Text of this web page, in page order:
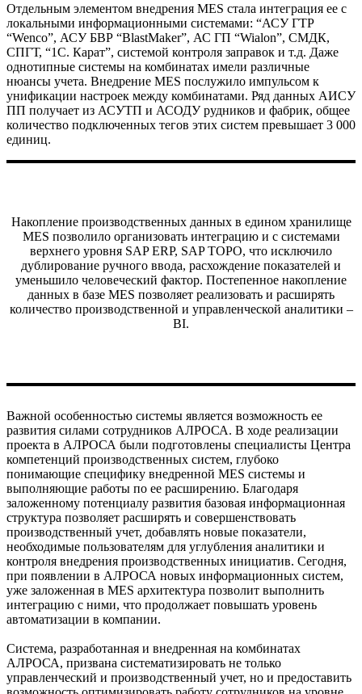
Отдельным элементом внедрения MES стала интеграция ее с
локальными информационными системами: “АСУ ГТР
“Wenco”, АСУ БВР “BlastMaker”, АС ГП “Wialon”, СМДК,
СПГТ, “1С. Карат”, системой контроля заправок и т.д. Даже
однотипные системы на комбинатах имели различные
нюансы учета. Внедрение MES послужило импульсом к
унификации настроек между комбинатами. Ряд данных АИСУ
ПП получает из АСУТП и АСОДУ рудников и фабрик, общее
количество подключенных тегов этих систем превышает 3 000
единиц.
Накопление производственных данных в едином хранилище
MES позволило организовать интеграцию и с системами
верхнего уровня SAP ERP, SAP ТОРО, что исключило
дублирование ручного ввода, расхождение показателей и
уменьшило человеческий фактор. Постепенное накопление
данных в базе MES позволяет реализовать и расширять
количество производственной и управленческой аналитики –
BI.
Важной особенностью системы является возможность ее
развития силами сотрудников АЛРОСА. В ходе реализации
проекта в АЛРОСА были подготовлены специалисты Центра
компетенций производственных систем, глубоко
понимающие специфику внедренной MES системы и
выполняющие работы по ее расширению. Благодаря
заложенному потенциалу развития базовая информационная
структура позволяет расширять и совершенствовать
производственный учет, добавлять новые показатели,
необходимые пользователям для углубления аналитики и
контроля внедрения производственных инициатив. Сегодня,
при появлении в АЛРОСА новых информационных систем,
уже заложенная в MES архитектура позволит выполнить
интеграцию с ними, что продолжает повышать уровень
автоматизации в компании.
Система, разработанная и внедренная на комбинатах
АЛРОСА, призвана систематизировать не только
управленческий и производственный учет, но и предоставить